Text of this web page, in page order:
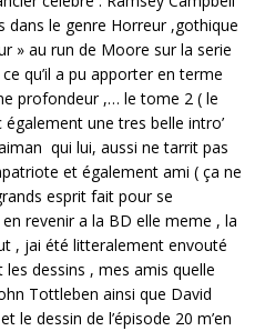
dans le genre Horreur ,gothique
» au run de Moore sur la serie
qu’il a pu apporter en terme
profondeur ,… le tome 2 ( le
une tres belle intro’
qui lui, aussi ne tarrit pas
et également ami ( ça ne
esprit fait pour se
revenir a la BD elle meme , la
, jai été litteralement envouté
dessins , mes amis quelle
Tottleben ainsi que David
le dessin de l’épisode 20 m’en